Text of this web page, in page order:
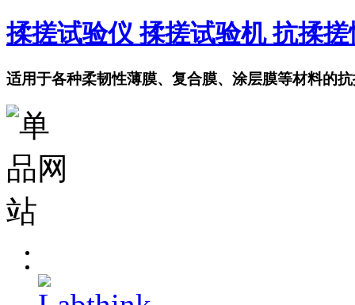
揉搓试验仪 揉搓试验机 抗揉
适用于各种柔韧性薄膜、复合膜、涂层膜等材料的